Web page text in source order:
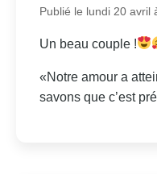
Publié le lundi 20 avril
Un beau couple !
«Notre amour a
savons que c’est